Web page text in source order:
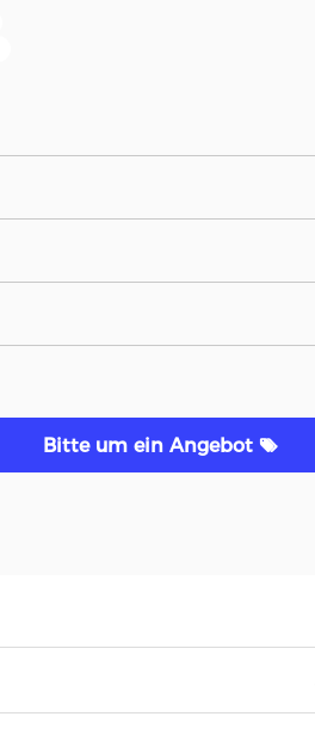
Bitte um ein Angebot